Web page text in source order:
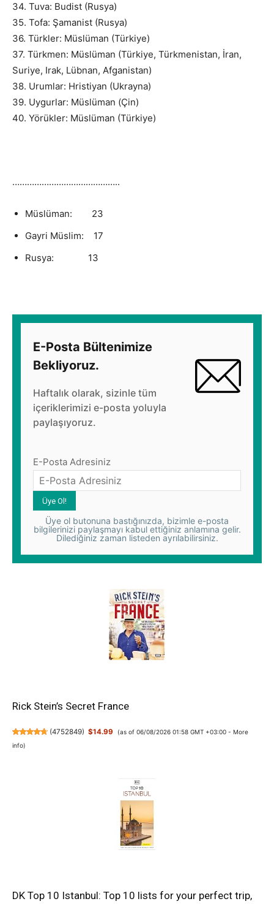
34. Tuva: Budist (Rusya)
35. Tofa: Şamanist (Rusya)
36. Türkler: Müslüman (Türkiye)
37. Türkmen: Müslüman (Türkiye, Türkmenistan, İran,
Suriye, Irak, Lübnan, Afganistan)
38. Urumlar: Hristiyan (Ukrayna)
39. Uygurlar: Müslüman (Çin)
40. Yörükler: Müslüman (Türkiye)
……………………………………..
Müslüman: 23
Gayri Müslim: 17
Rusya: 13
E-Posta Bültenimize
Bekliyoruz.
Haftalık olarak, sizinle tüm
içeriklerimizi e-posta yoluyla
paylaşıyoruz.
E-Posta Adresiniz
Üye ol butonuna bastığınızda, bizimle e-posta
bilgilerinizi paylaşmayı kabul ettiğiniz anlamına gelir.
Dilediğiniz zaman listeden ayrılabilirsiniz.
Rick Stein’s Secret France
(4752849) $14.99 (as of 06/08/2026 01:58 GMT +03:00 - More
info)
DK Top 10 Istanbul: Top 10 lists for your perfect trip,